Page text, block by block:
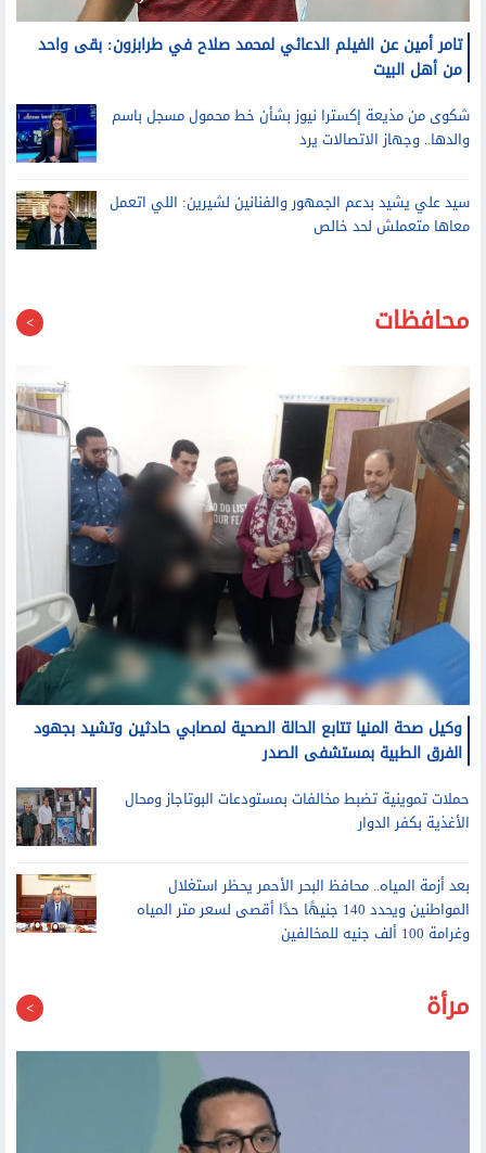
تامر أمين عن الفيلم الدعائي لمحمد صلاح في طرابزون: بقى واحد
من أهل البيت
شكوى من مذيعة إكسترا نيوز بشأن خط محمول مسجل باسم
والدها.. وجهاز الاتصالات يرد
معاها متعملش لحد خالص
محافظات
وكيل صحة المنيا تتابع الحالة الصحية لمصابي حادثين وتشيد بجهود
الفرق الطبية بمستشفى الصدر
حملات تموينية تضبط مخالفات بمستودعات البوتاجاز ومحال
الأغذية بكفر الدوار
وغرامة 100 ألف جنيه للمخالفين